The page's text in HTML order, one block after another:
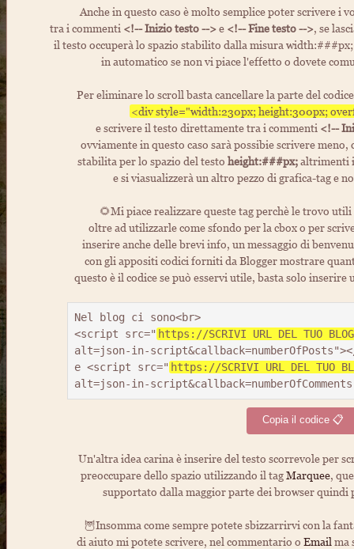
Anche in questo caso è molto semplice poter scrivere i
tra i commenti <!-- Inizio testo -->e <!-- Fine testo -->, se
il testo occuperà lo spazio stabilito dalla misura
in automatico se non vi piace l'effetto o dovete
Per eliminare lo scroll basta cancellare la parte del
<div style="width:230px; height:300px;
e scrivere il testo direttamente tra i commenti <!--
ovviamente in questo caso sarà possibie scrivere
stabilita per lo spazio del testo height:###px;altrimenti
e si viasualizzerà un altro pezzo di grafica-tag e
🌻Mi piace realizzare queste tag perchè le trovo
oltre ad utilizzarle come sfondo per la cbox o per
inserire anche delle brevi info, un messaggio di
con gli appositi codici forniti da Blogger mostrare
questo è il codice se può esservi utile, basta solo
Nel blog ci sono<br>
<script src=" https://SCRIVI URL DEL TUO
alt=json-in-
e <script src=" https://SCRIVI URL DEL TUO
alt=json-in-
Copia il codice 📋
Un'altra idea carina è inserire del testo scorrevole per
preoccupare dello spazio utilizzando il tagMarquee,
supportato dalla maggior parte dei browser
🦉Insomma come sempre potete sbizzarrirvi con la
di aiuto mi potete scrivere, nel commentario o Email ma